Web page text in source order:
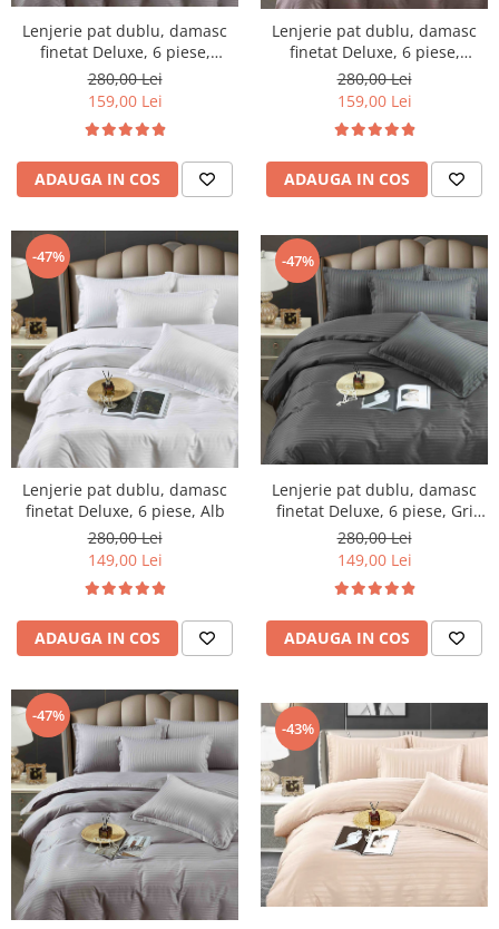
Lenjerie pat dublu, damasc
finetat Deluxe, 6 piese,
cearceaf pat cu elastic, Gri
Deschis
280,00 Lei
159,00 Lei
ADAUGA IN COS
Lenjerie pat dublu, damasc
finetat Deluxe, 6 piese,
cearceaf pat cu elastic, Roz
Inchis
280,00 Lei
159,00 Lei
ADAUGA IN COS
-47%
Lenjerie pat dublu, damasc
finetat Deluxe, 6 piese, Alb
280,00 Lei
149,00 Lei
ADAUGA IN COS
-47%
Lenjerie pat dublu, damasc
finetat Deluxe, 6 piese, Gri
Inchis
280,00 Lei
149,00 Lei
ADAUGA IN COS
-47%
-43%